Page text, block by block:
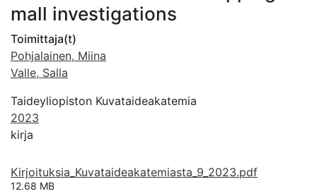
mall investigations
Toimittaja(t)
Pohjalainen, Miina
Valle, Salla
Taideyliopiston Kuvataideakatemia
2023
kirja
Kirjoituksia_Kuvataideakatemiasta_9_2023.pdf
12.68 MB